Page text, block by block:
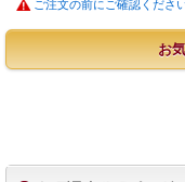
ご注文の前にご確認くださ
お